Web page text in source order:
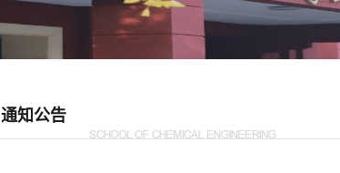
通知公告